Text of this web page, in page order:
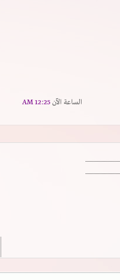
الساعة الآن 12:25 AM